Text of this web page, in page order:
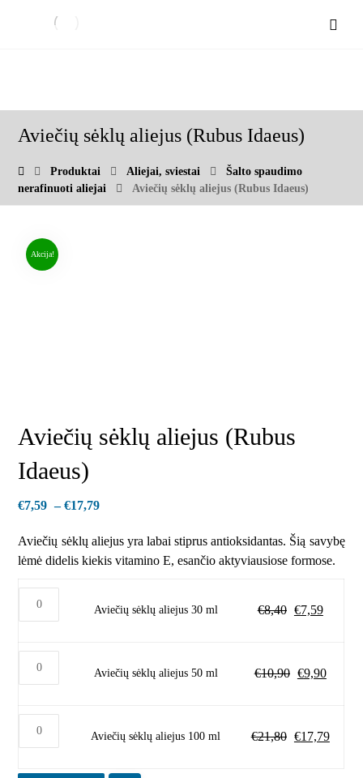
Aviečių sėklų aliejus (Rubus Idaeus)
Produktai Aliejai, sviestai
Šalto spaudimo
nerafinuoti aliejai
Aviečių sėklų aliejus (Rubus Idaeus)
Akcija!
Aviečių sėklų aliejus (Rubus
Idaeus)
€7,59 – €17,79
Aviečių sėklų aliejus yra labai stiprus antioksidantas. Šią savybę
lėmė didelis kiekis vitamino E, esančio aktyviausiose formose.
Aviečių sėklų aliejus 30 ml €8,40 €7,59
Aviečių sėklų aliejus 50 ml €10,90 €9,90
Aviečių sėklų aliejus 100 ml €21,80 €17,79